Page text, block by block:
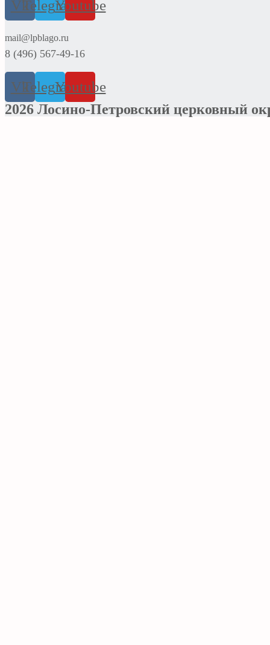
VkTelegramYoutube
mail@lpblago.ru
8 (496) 567-49-16
VkTelegramYoutube
2026 Лосино-Петровский церковный